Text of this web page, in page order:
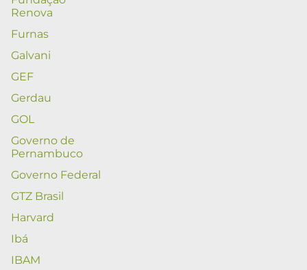
Renova
Furnas
Galvani
GEF
Gerdau
GOL
Governo de
Pernambuco
Governo Federal
GTZ Brasil
Harvard
Ibá
IBAM